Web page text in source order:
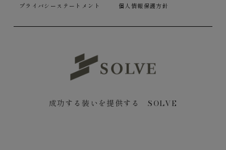
プライバシーステートメント 個人情報保護方針
成功する装いを提供する SOLVE